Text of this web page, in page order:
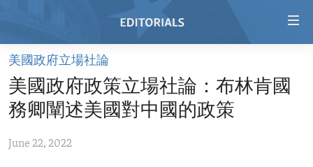
Skip
main
content
to
HOME
VIDEO
REGIONS
美國政府立場社論
美國政府政策立場社論：布林肯國
務卿闡述美國對中國的政策
June 22, 2022